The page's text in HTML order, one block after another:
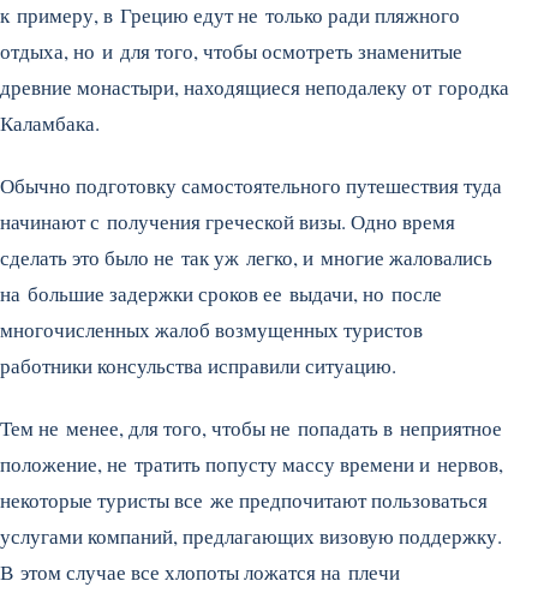
к примеру, в Грецию едут не только ради пляжного
отдыха, но и для того, чтобы осмотреть знаменитые
древние монастыри, находящиеся неподалеку от городка
Каламбака.
Обычно подготовку самостоятельного путешествия туда
начинают с получения греческой визы. Одно время
сделать это было не так уж легко, и многие жаловались
на большие задержки сроков ее выдачи, но после
многочисленных жалоб возмущенных туристов
работники консульства исправили ситуацию.
Тем не менее, для того, чтобы не попадать в неприятное
положение, не тратить попусту массу времени и нервов,
некоторые туристы все же предпочитают пользоваться
услугами компаний, предлагающих визовую поддержку.
В этом случае все хлопоты ложатся на плечи